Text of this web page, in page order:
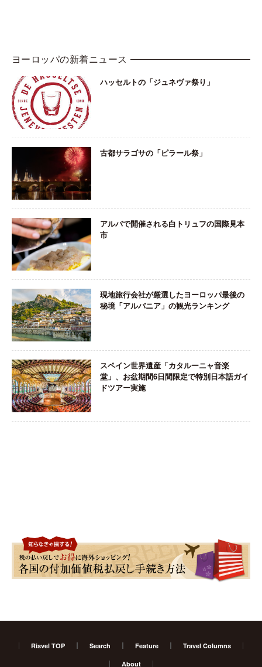
ヨーロッパの新着ニュース
ハッセルトの「ジュネヴァ祭り」
古都サラゴサの「ピラール祭」
アルバで開催される白トリュフの国際見本
市
現地旅行会社が厳選したヨーロッパ最後の
秘境「アルバニア」の観光ランキング
スペイン世界遺産「カタルーニャ音楽
堂」、お盆期間6日間限定で特別日本語ガイ
ドツアー実施
Risvel TOP Search Feature Travel Columns
About